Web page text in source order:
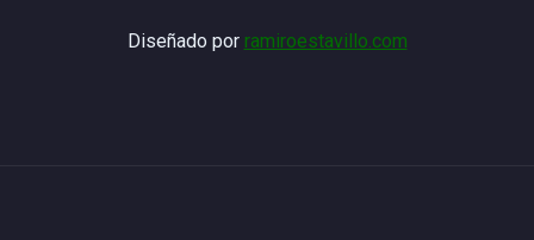
Diseñado por ramiroestavillo.com